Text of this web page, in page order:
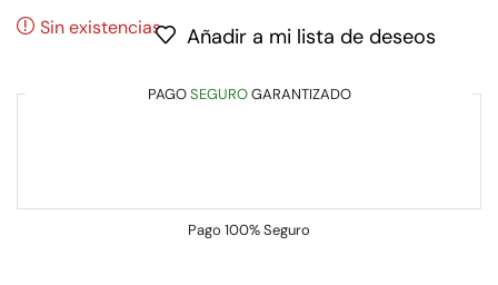
Sin existencias Añadir a mi lista de deseos
PAGOSEGUROGARANTIZADO
Pago 100% Seguro